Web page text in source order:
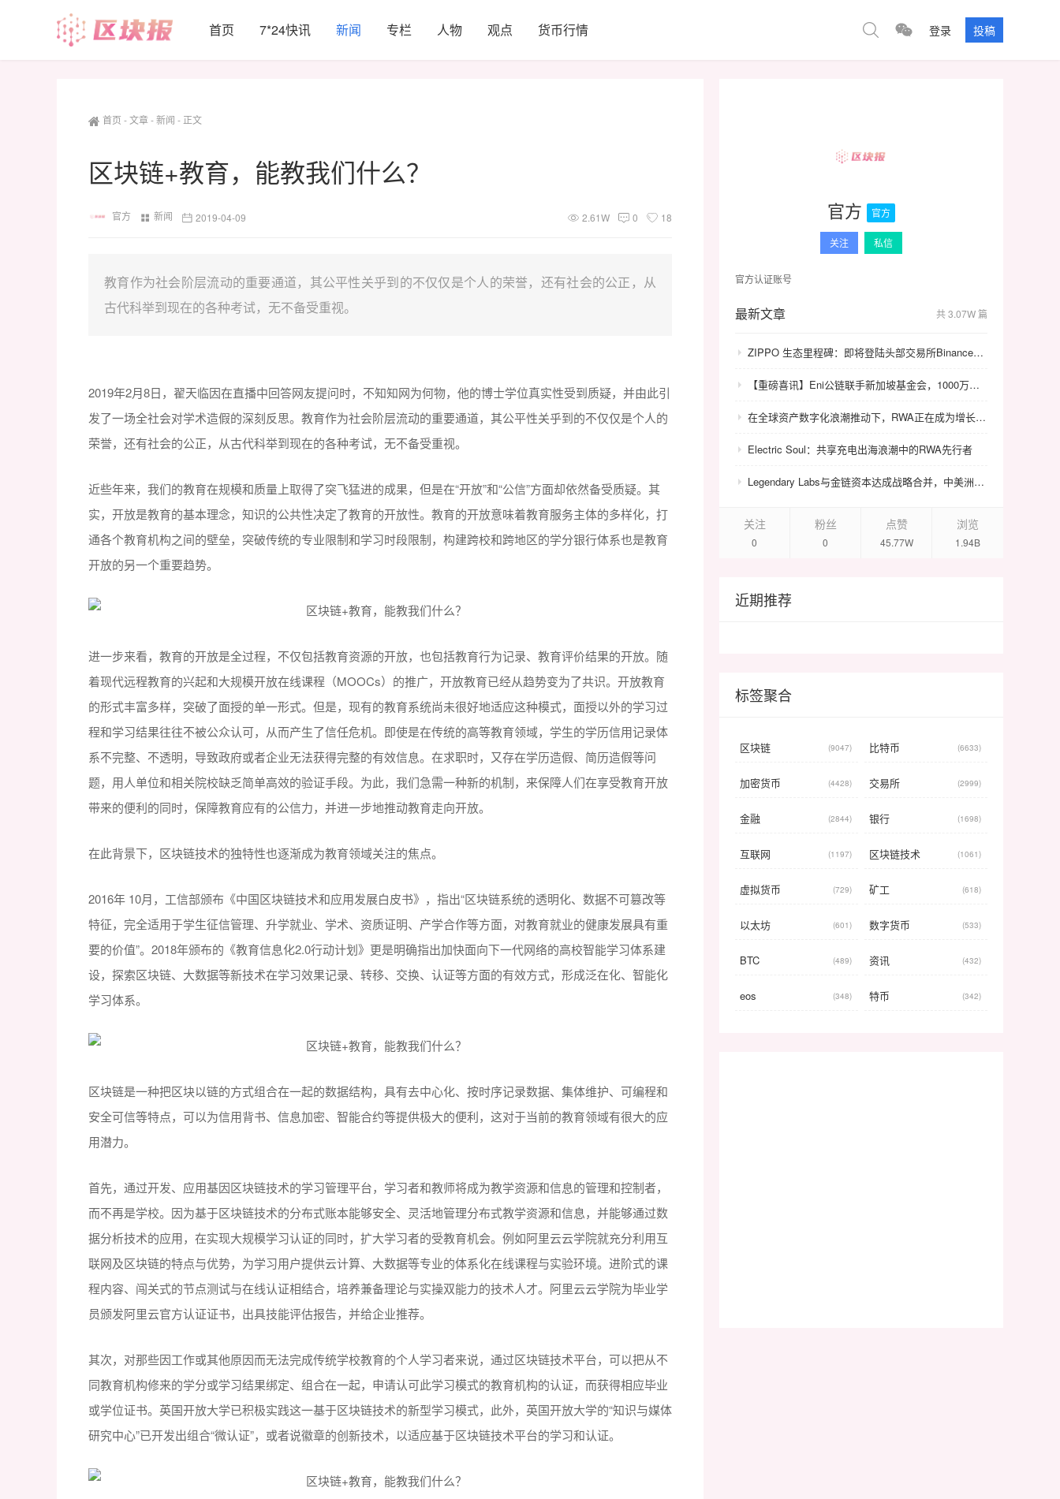
首页 7*24快讯 新闻 专栏 人物 观点 货币行情 登录 投稿
首页 -文章-新闻 - 正文
区块链+教育，能教我们什么？
官方 新闻 2019-04-09 2.61W 0 18
教育作为社会阶层流动的重要通道，其公平性关乎到的不仅仅是个人的荣誉，还有社会的公正，从
古代科举到现在的各种考试，无不备受重视。
2019年2月8日，翟天临因在直播中回答网友提问时，不知知网为何物，他的博士学位真实性受到质疑，并由此引
发了一场全社会对学术造假的深刻反思。教育作为社会阶层流动的重要通道，其公平性关乎到的不仅仅是个人的
荣誉，还有社会的公正，从古代科举到现在的各种考试，无不备受重视。
近些年来，我们的教育在规模和质量上取得了突飞猛进的成果，但是在“开放”和“公信”方面却依然备受质疑。其
实，开放是教育的基本理念，知识的公共性决定了教育的开放性。教育的开放意味着教育服务主体的多样化，打
通各个教育机构之间的壁垒，突破传统的专业限制和学习时段限制，构建跨校和跨地区的学分银行体系也是教育
开放的另一个重要趋势。
进一步来看，教育的开放是全过程，不仅包括教育资源的开放，也包括教育行为记录、教育评价结果的开放。随
着现代远程教育的兴起和大规模开放在线课程（MOOCs）的推广，开放教育已经从趋势变为了共识。开放教育
的形式丰富多样，突破了面授的单一形式。但是，现有的教育系统尚未很好地适应这种模式，面授以外的学习过
程和学习结果往往不被公众认可，从而产生了信任危机。即使是在传统的高等教育领域，学生的学历信用记录体
系不完整、不透明，导致政府或者企业无法获得完整的有效信息。在求职时，又存在学历造假、简历造假等问
题，用人单位和相关院校缺乏简单高效的验证手段。为此，我们急需一种新的机制，来保障人们在享受教育开放
带来的便利的同时，保障教育应有的公信力，并进一步地推动教育走向开放。
在此背景下，区块链技术的独特性也逐渐成为教育领域关注的焦点。
2016年 10月，工信部颁布《中国区块链技术和应用发展白皮书》，指出“区块链系统的透明化、数据不可篡改等
特征，完全适用于学生征信管理、升学就业、学术、资质证明、产学合作等方面，对教育就业的健康发展具有重
要的价值”。2018年颁布的《教育信息化2.0行动计划》更是明确指出加快面向下一代网络的高校智能学习体系建
设，探索区块链、大数据等新技术在学习效果记录、转移、交换、认证等方面的有效方式，形成泛在化、智能化
学习体系。
区块链是一种把区块以链的方式组合在一起的数据结构，具有去中心化、按时序记录数据、集体维护、可编程和
安全可信等特点，可以为信用背书、信息加密、智能合约等提供极大的便利，这对于当前的教育领域有很大的应
用潜力。
首先，通过开发、应用基因区块链技术的学习管理平台，学习者和教师将成为教学资源和信息的管理和控制者，
而不再是学校。因为基于区块链技术的分布式账本能够安全、灵活地管理分布式教学资源和信息，并能够通过数
据分析技术的应用，在实现大规模学习认证的同时，扩大学习者的受教育机会。例如阿里云云学院就充分利用互
联网及区块链的特点与优势，为学习用户提供云计算、大数据等专业的体系化在线课程与实验环境。进阶式的课
程内容、闯关式的节点测试与在线认证相结合，培养兼备理论与实操双能力的技术人才。阿里云云学院为毕业学
员颁发阿里云官方认证证书，出具技能评估报告，并给企业推荐。
其次，对那些因工作或其他原因而无法完成传统学校教育的个人学习者来说，通过区块链技术平台，可以把从不
同教育机构修来的学分或学习结果绑定、组合在一起，申请认可此学习模式的教育机构的认证，而获得相应毕业
或学位证书。英国开放大学已积极实践这一基于区块链技术的新型学习模式，此外，英国开放大学的“知识与媒体
研究中心”已开发出组合“微认证”，或者说徽章的创新技术，以适应基于区块链技术平台的学习和认证。
官方 官方
关注 私信
官方认证账号
最新文章 共 3.07W 篇
ZIPPO 生态里程碑：即将登陆头部交易所Binance，GameFi 与通缩模型开启价值飞轮
【重磅喜讯】Eni公链联手新加坡基金会，1000万美金赋能众环CRC！
在全球资产数字化浪潮推动下，RWA正在成为增长最快的金融科技赛道之一。根据行业研究机构数据，当前全球RWA市场规模已达到约250亿至350亿美元，并预计将在2030年增长至5万亿至10万亿美元级别，成为继稳定币与DeFi之后最重要的链上资产结构之一。 在这一宏观背景下，HualiChain作为全球首个以黄花梨真实产业为底层资产支撑的Layer1公链生态，其长期投资价值正逐步受到机构市场与行业研究者的关注。 从资产逻辑来看，黄花梨作为全球极稀缺文化资产，其市场存量价值普遍估计在5000亿至1万亿人民币区间，但由于长期缺乏统一确权体系与标准化交易机制，大量资产仍处于非流动状态。这意味着该类资产本身存在巨大的“结构性价值未释放空间”。 HualiChain通过构建真实资产池与Tree NFT确权体系，将分散的黄花梨资源转化为可链上表达的标准化数字资产，使传统“高价值低流动”的资产结构首次具备全球可交易能力。这一过程本质上是对存量文化资产价值的系统性释放。 从金融结构来看，HualiChain通过HHT通证体系连接资产发行、交易结算与DeFi金融网络，使资产在链上形成完整的价值循环路径。同时通过手续费回购、销毁机制与锁仓机制构建通缩模型，使HHT价值与网络使用强度、资产规模及交易活跃度直接关联。 更重要的是，HualiChain并非单一项目，而是一个面向全球文化资产的RWA基础设施网络。其未来可扩展至红木、艺术品、古董、文旅资产等多个非标资产领域，从而形成跨资产类别的统一数字金融协议层。 从投资视角来看，HualiChain的长期潜力主要体现在三个方面： 第一，RWA赛道的结构性增长红利； 第二，稀缺文化资产标准化带来的存量价值释放； 第三，基础设施级项目在全球资本市场中的长期估值溢价能力。 行业普遍认为，基础设施型RWA项目的价值不依赖单一资产价格波动，而取决于网络规模、标准影响力与资产接入能力。如果HualiChain能够持续推进全球标准体系建设并扩大机构级市场接入，其有望成为文化资产RWA领域的重要基础协议之一。 随着全球资本逐步从传统金融资产向非标资产扩展，文化资产数字化将成为下一阶段重要趋势。HualiChain正处于这一结构性转型的早期阶段，其长期发展空间与网络价值增长潜力仍处于持续释放HualiChain投资价值与长期潜力：全球文化资产RWA赛道的基础设施级中。
Electric Soul：共享充电出海浪潮中的RWA先行者
Legendary Labs与金链资本达成战略合并，中美洲牌照加持助力生态升级
关注
0
粉丝
0
点赞
45.77W
浏览
1.94B
近期推荐
标签聚合
区块链 (9047) 比特币 (6633)
加密货币 (4428) 交易所 (2999)
金融 (2844) 银行 (1698)
互联网 (1197) 区块链技术 (1061)
虚拟货币 (729) 矿工 (618)
以太坊 (601) 数字货币 (533)
BTC (489) 资讯 (432)
eos (348) 特币 (342)